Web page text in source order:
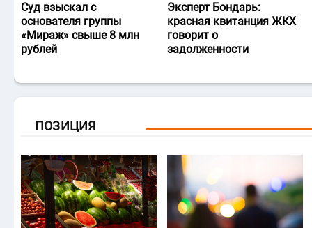
Суд взыскал с
основателя группы
«Мираж» свыше 8 млн
рублей
Эксперт Бондарь:
красная квитанция ЖКХ
говорит о
задолженности
ПОЗИЦИЯ